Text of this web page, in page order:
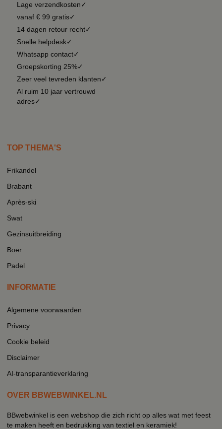
Lage verzendkosten✓
vanaf € 99 gratis✓
14 dagen retour recht✓
Snelle helpdesk✓
Whatsapp contact✓
Groepskorting 25%✓
Zeer veel tevreden klanten✓
Al ruim 10 jaar vertrouwd
adres✓
TOP THEMA'S
Frikandel
Brabant
Après-ski
Swat
Gezinsuitbreiding
Boer
Padel
INFORMATIE
Algemene voorwaarden
Privacy
Cookie beleid
Disclaimer
AI-transparantieverklaring
OVER BBWEBWINKEL.NL
BBwebwinkel is een webshop die zich richt op alles wat met feest
te maken heeft en bedrukking van textiel en keramiek!